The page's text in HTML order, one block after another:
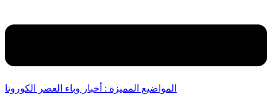
المواضيع المميزة : أخبار وباء العصر الكورونا